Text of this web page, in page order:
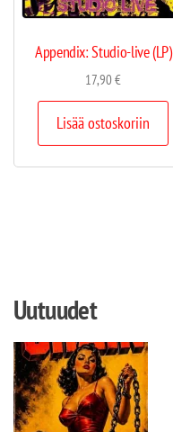
Appendix: Studio-live (LP)
17,90€
Lisää ostoskoriin
Uutuudet